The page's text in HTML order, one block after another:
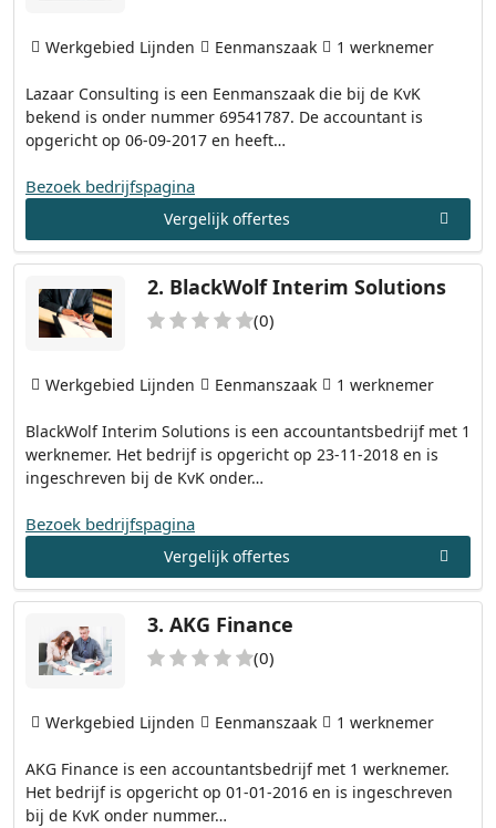
Lazaar Consulting is een Eenmanszaak die bij de KvK
bekend is onder nummer 69541787. De accountant is
opgericht op 06-09-2017 en heeft…
Werkgebied Lijnden Eenmanszaak 1 werknemer
Bezoek bedrijfspagina
Vergelijk offertes
2. BlackWolf Interim Solutions
(0)
BlackWolf Interim Solutions is een accountantsbedrijf met 1
werknemer. Het bedrijf is opgericht op 23-11-2018 en is
ingeschreven bij de KvK onder…
Werkgebied Lijnden Eenmanszaak 1 werknemer
Bezoek bedrijfspagina
Vergelijk offertes
3. AKG Finance
(0)
AKG Finance is een accountantsbedrijf met 1 werknemer.
Het bedrijf is opgericht op 01-01-2016 en is ingeschreven
bij de KvK onder nummer…
Werkgebied Lijnden Eenmanszaak 1 werknemer